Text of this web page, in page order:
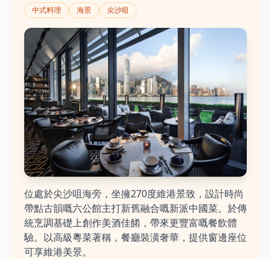
中式料理 海景 尖沙咀
位處於尖沙咀海旁，坐擁270度維港景致，設計時尚
帶點古韻嘅六公館主打新舊融合嘅新派中國菜。於傳
統烹調基礎上創作美酒佳餚，帶來更豐富嘅餐飲體
驗。以高級粵菜著稱，餐廳裝潢奢華，提供窗邊座位
可享維港美景。